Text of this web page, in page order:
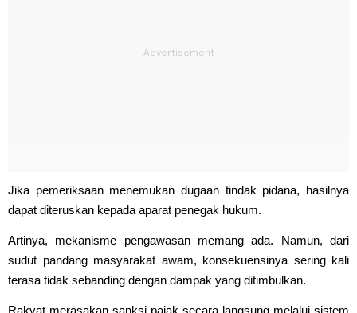
Jika pemeriksaan menemukan dugaan tindak pidana, hasilnya
dapat diteruskan kepada aparat penegak hukum.
Artinya, mekanisme pengawasan memang ada. Namun, dari
sudut pandang masyarakat awam, konsekuensinya sering kali
terasa tidak sebanding dengan dampak yang ditimbulkan.
Rakyat merasakan sanksi pajak secara langsung melalui sistem